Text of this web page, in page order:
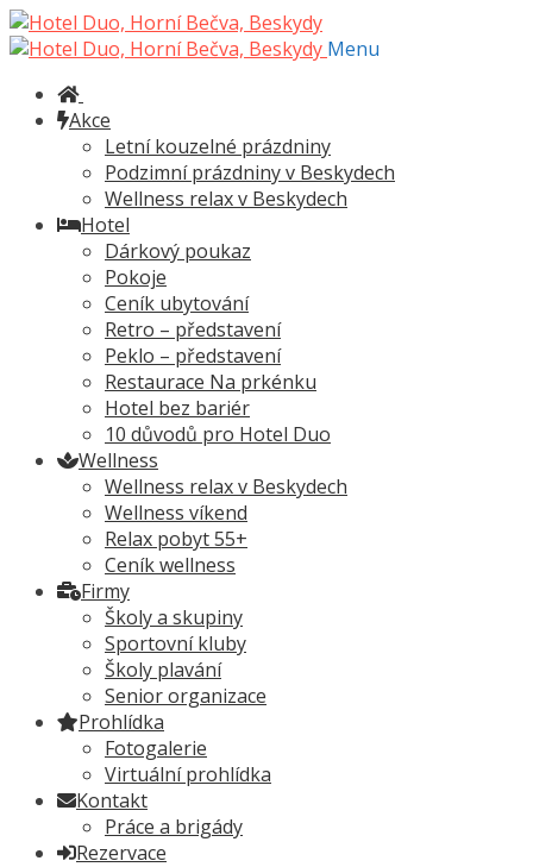
Přeskočit
na
Přejít
k
webu
Menu
Akce
Letní kouzelné prázdniny
Podzimní prázdniny v Beskydech
Wellness relax v Beskydech
Hotel
Dárkový poukaz
Pokoje
Ceník ubytování
Retro – představení
Peklo – představení
Restaurace Na prkénku
Hotel bez bariér
10 důvodů pro Hotel Duo
Wellness
Wellness relax v Beskydech
Wellness víkend
Relax pobyt 55+
Ceník wellness
Firmy
Školy a skupiny
Sportovní kluby
Školy plavání
Senior organizace
Prohlídka
Fotogalerie
Virtuální prohlídka
Kontakt
Práce a brigády
Rezervace